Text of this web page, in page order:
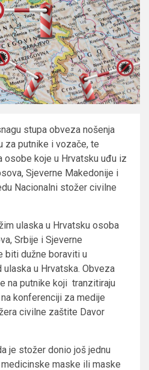
stupa obveza nošenja
za putnike i vozače, te
koje u Hrvatsku uđu iz
Sjeverne Makedonije i
Nacionalni stožer civilne
ulaska u Hrvatsku osoba
Srbije i Sjeverne
biti dužne boraviti u
u Hrvatska. Obveza
na putnike koji tranzitiraju
konferenciji za medije
civilne zaštite Davor
je stožer donio još jednu
maske ili maske